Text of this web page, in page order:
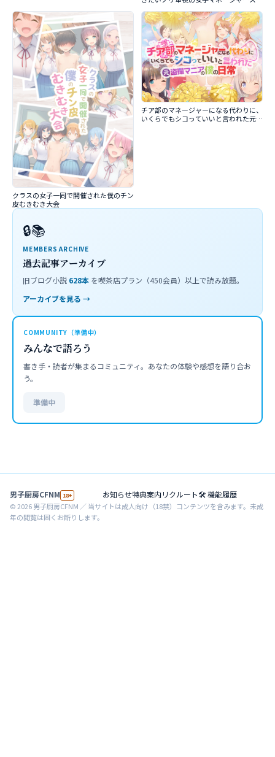
クラスの女子一同で開催された僕のチン
皮むきむき大会
チア部のマネージャーになる代わりに、
いくらでもシコっていいと言われた元盗
🔒📚
MEMBERS ARCHIVE
過去記事アーカイブ
旧ブログ小説 628本 を喫茶店プラン（450会員）以上で読み放題。
アーカイブを見る →
COMMUNITY（準備中）
みんなで語ろう
書き手・読者が集まるコミュニティ。あなたの体験や感想を語り合お
う。
準備中
男子厨房CFNM 18+ お知らせ特典案内リクルート🛠 機能履歴
©2026男子厨房CFNM ／ 当サイトは成人向け（18禁）コンテンツを含みます。未成
年の閲覧は固くお断りします。